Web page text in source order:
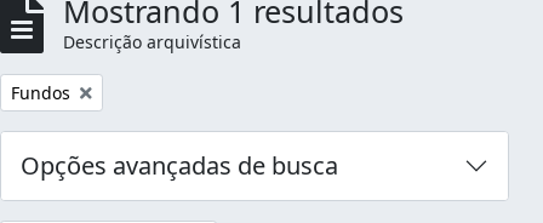
Mostrando 1 resultados
Descrição arquivística
Remover filtro:
Fundos
Opções avançadas de busca